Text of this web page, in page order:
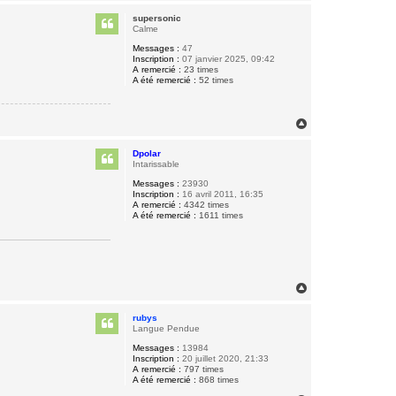
supersonic
Calme
Messages : 47
Inscription : 07 janvier 2025, 09:42
A remercié : 23 times
A été remercié : 52 times
Dpolar
Intarissable
Messages : 23930
Inscription : 16 avril 2011, 16:35
A remercié : 4342 times
A été remercié : 1611 times
rubys
Langue Pendue
Messages : 13984
Inscription : 20 juillet 2020, 21:33
A remercié : 797 times
A été remercié : 868 times